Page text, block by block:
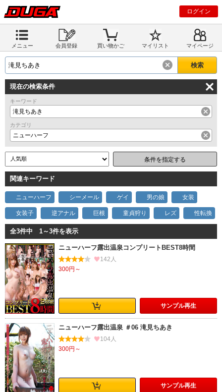
ログイン
メニュー 会員登録 買い物かご マイリスト マイページ
現在の検索条件
キーワード
滝見ちあき
カテゴリ
ニューハーフ
条件を指定する
関連キーワード
ニューハーフ シーメール ゲイ 男の娘 女装
女装子 逆アナル 巨根 童貞狩り レズ 性転換
全3件中 1～3件を表示
ニューハーフ露出温泉コンプリートBEST8時間
142人
300円～
サンプル再生
ニューハーフ露出温泉 ＃06 滝見ちあき
104人
300円～
サンプル再生